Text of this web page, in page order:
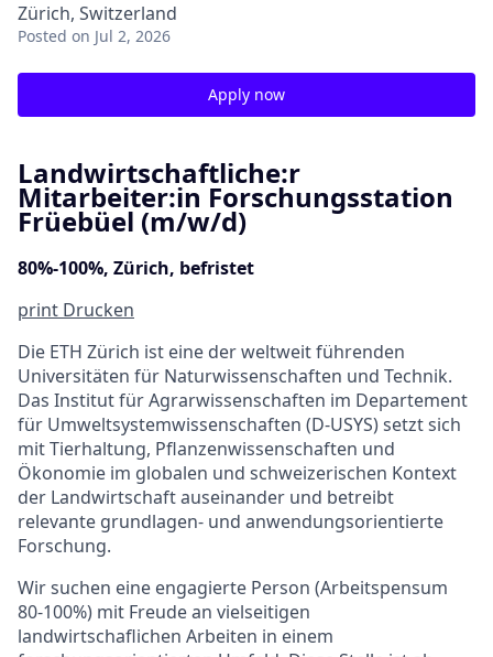
Zürich, Switzerland
Posted on Jul 2, 2026
Apply now
Landwirtschaftliche:r
Mitarbeiter:in Forschungsstation
Früebüel (m/w/d)
80%-100%, Zürich, befristet
print Drucken
Die ETH Zürich ist eine der weltweit führenden
Universitäten für Naturwissenschaften und Technik.
Das Institut für Agrarwissenschaften im Departement
für Umweltsystemwissenschaften (D-USYS) setzt sich
mit Tierhaltung, Pflanzenwissenschaften und
Ökonomie im globalen und schweizerischen Kontext
der Landwirtschaft auseinander und betreibt
relevante grundlagen- und anwendungsorientierte
Forschung.
Wir suchen eine engagierte Person (Arbeitspensum
80-100%) mit Freude an vielseitigen
landwirtschaflichen Arbeiten in einem